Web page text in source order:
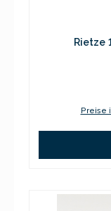
Rietze
Preise